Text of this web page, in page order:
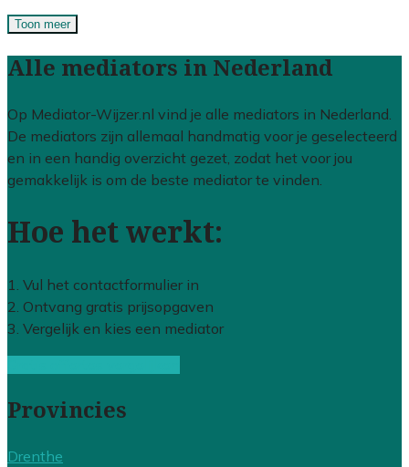
Toon meer
Alle mediators in Nederland
Op Mediator-Wijzer.nl vind je alle mediators in Nederland.
De mediators zijn allemaal handmatig voor je geselecteerd
en in een handig overzicht gezet, zodat het voor jou
gemakkelijk is om de beste mediator te vinden.
Hoe het werkt:
1. Vul het contactformulier in
2. Ontvang gratis prijsopgaven
3. Vergelijk en kies een mediator
Provincies
Drenthe